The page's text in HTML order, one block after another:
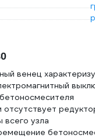
венец
узла